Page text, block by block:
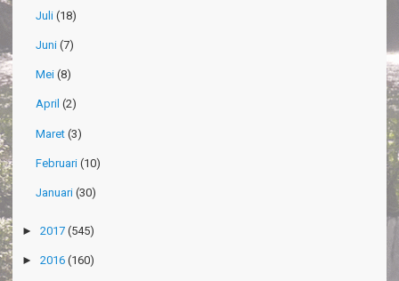
Juli (18)
Juni (7)
Mei (8)
April (2)
Maret (3)
Februari (10)
Januari (30)
► 2017 (545)
► 2016 (160)